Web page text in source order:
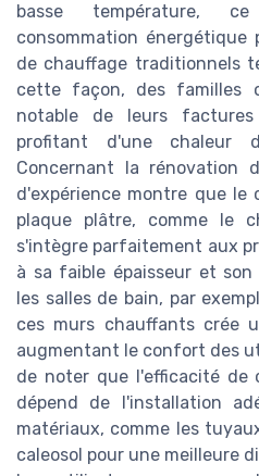
basse température,
consommation énergétique
de chauffage traditionnels
cette façon, des familles
notable de leurs
profitant d'une chaleur
Concernant la rénovation
d'expérience montre que
plaque plâtre, comme le
s'intègre parfaitement aux
à sa faible épaisseur et
les salles de bain, par
ces murs chauffants crée
augmentant le confort des
de noter que l'efficacité de
dépend de l'installation
matériaux, comme les
caleosol pour une meilleure